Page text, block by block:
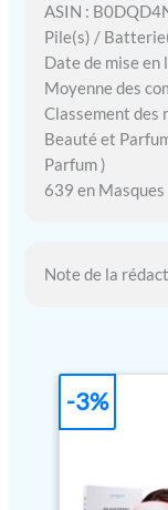
ASIN :
Pile(s) /
Date de mise en
Moyenne des
Classement des
Beauté et
Parfum )
639 en
Note de la
-3%